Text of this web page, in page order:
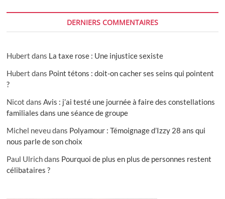
DERNIERS COMMENTAIRES
Hubert dans La taxe rose : Une injustice sexiste
Hubert dans Point tétons : doit-on cacher ses seins qui pointent
?
Nicot dansAvis : j’ai testé une journée à faire des constellations
familiales dans une séance de groupe
Michel neveudans Polyamour : Témoignage d’Izzy 28 ans qui
nous parle de son choix
Paul Ulrichdans Pourquoi de plus en plus de personnes restent
célibataires ?